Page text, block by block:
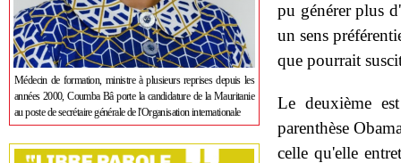
Médecin de formation, ministre à plusieurs reprises depuis les
années 2000, Coumba Bâ porte la candidature de la Mauritanie
au poste de secrétaire générale de l'Organisation internationale
pu générer plus
un sens
que pourrait
Le deuxième
parenthèse
celle qu'elle